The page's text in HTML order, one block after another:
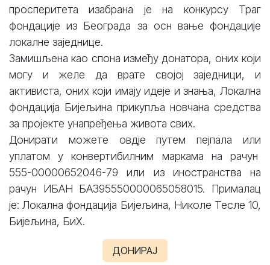
просперитета изабрана је на конкурсу Траг
фондације из Београда за осн вање фондације
локалне заједнице.
Замишљена као спона између донатора, оних који
могу и желе да врате својој заједници, и
активиста, оних који имају идеје и знања, Локална
фондација Бијељина прикупља новчана средства
за пројекте унапређења живота свих.
Донирати можете овдје путем пејпала или
уплатом у конвертибилним маркама на рачун
555-00000652046-79 или из иностранства на
рачун ИБАН БА395550000065058015. Прималац
је: Локална фондација Бијељина, Николе Тесле 10,
Бијељина, БиХ.
ДОНИРАЈ